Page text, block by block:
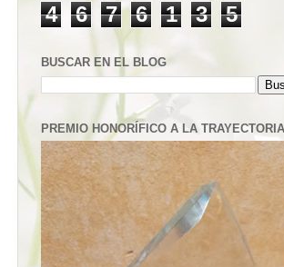
4 6 7 6 1 3 5
BUSCAR EN EL BLOG
PREMIO HONORÍFICO A LA TRAYECTORIA